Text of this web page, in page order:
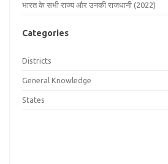
भारत के सभी राज्य और उनकी राजधानी (2022)
Categories
Districts
General Knowledge
States